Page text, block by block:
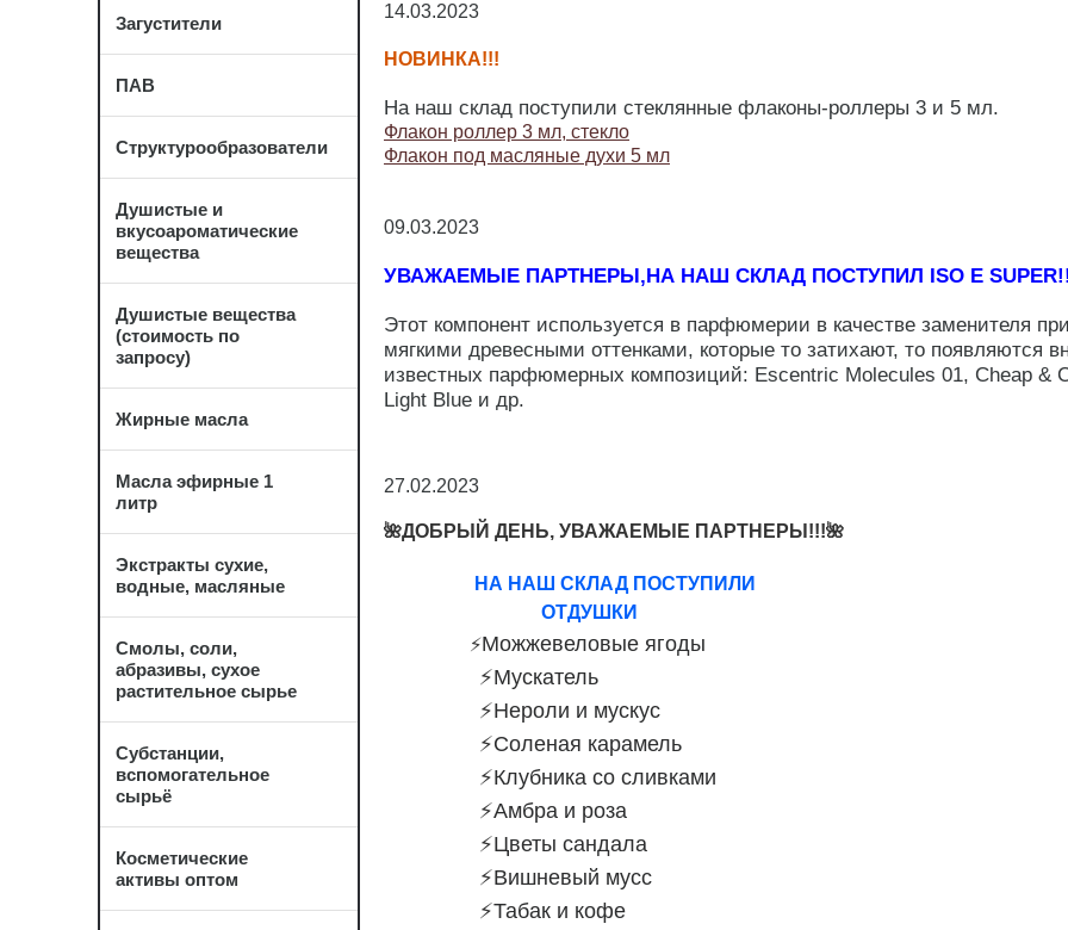
14.03.2023
НОВИНКА!!!
На наш склад поступили стеклянные флаконы-роллеры 3 и 5 мл.
Флакон роллер 3 мл, стекло
Флакон под масляные духи 5 мл
09.03.2023
УВАЖАЕМЫЕ ПАРТНЕРЫ,НА НАШ СКЛАД ПОСТУПИЛ ISO E
Этот компонент используется в парфюмерии в качестве заменителя
мягкими древесными оттенками, которые то затихают, то появляются
известных парфюмерных композиций: Escentric Molecules 01, Cheap &
Light Blue и др.
27.02.2023
🌺ДОБРЫЙ ДЕНЬ, УВАЖАЕМЫЕ ПАРТНЕРЫ!!!🌺
НА НАШ СКЛАД ПОСТУПИЛИ
ОТДУШКИ
⚡️Можжевеловые ягоды
⚡️Мускатель
⚡️Нероли и мускус
⚡️Соленая карамель
⚡️Клубника со сливками
⚡️Амбра и роза
⚡️Цветы сандала
⚡️Вишневый мусс
⚡️Табак и кофе
Загустители
ПАВ
Структурообразователи
Душистые и
вкусоароматические
вещества
Душистые вещества
(стоимость по
запросу)
Жирные масла
Масла эфирные 1
литр
Экстракты сухие,
водные, масляные
Смолы, соли,
абразивы, сухое
растительное сырье
Субстанции,
вспомогательное
сырьё
Косметические
активы оптом